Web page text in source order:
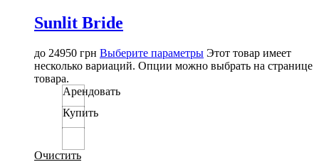
Sunlit Bride
до 24950 грн Выберите параметры Этот товар имеет
несколько вариаций. Опции можно выбрать на странице
товара.
Арендовать
Купить
Очистить